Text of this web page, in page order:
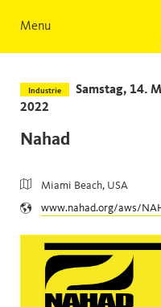
Menu
Industrie
Samstag, 14.
2022
Nahad
Miami Beach, USA
www.nahad.org/aws/